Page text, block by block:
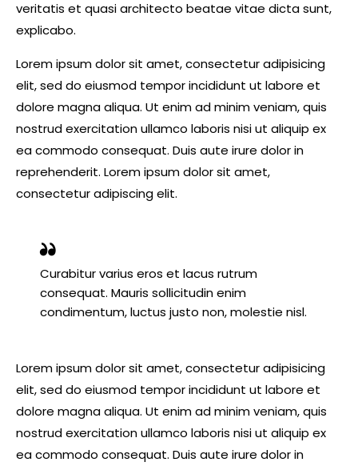
veritatis et quasi architecto beatae vitae dicta sunt,
explicabo.
Lorem ipsum dolor sit amet, consectetur adipisicing
elit, sed do eiusmod tempor incididunt ut labore et
dolore magna aliqua. Ut enim ad minim veniam, quis
nostrud exercitation ullamco laboris nisi ut aliquip ex
ea commodo consequat. Duis aute irure dolor in
reprehenderit. Lorem ipsum dolor sit amet,
consectetur adipiscing elit.
Curabitur varius eros et lacus rutrum
consequat. Mauris sollicitudin enim
condimentum, luctus justo non, molestie nisl.
Lorem ipsum dolor sit amet, consectetur adipisicing
elit, sed do eiusmod tempor incididunt ut labore et
dolore magna aliqua. Ut enim ad minim veniam, quis
nostrud exercitation ullamco laboris nisi ut aliquip ex
ea commodo consequat. Duis aute irure dolor in